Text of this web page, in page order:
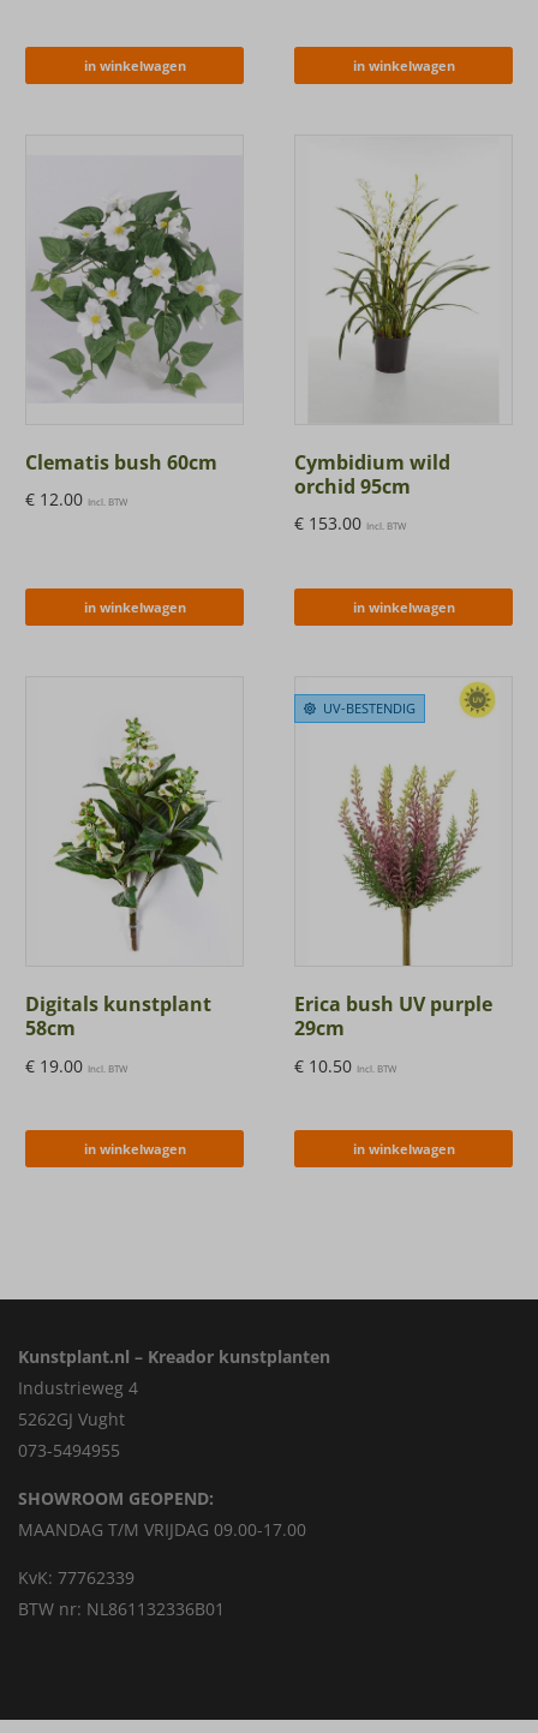
in winkelwagen in winkelwagen
Clematis bush 60cm
€ 12.00 Incl. BTW
in winkelwagen
Cymbidium wild
orchid 95cm
€ 153.00 Incl. BTW
in winkelwagen
Digitals kunstplant
58cm
€ 19.00 Incl. BTW
in winkelwagen
Erica bush UV purple
29cm
€ 10.50 Incl. BTW
in winkelwagen
UV-BESTENDIG
Kunstplant.nl – Kreador kunstplanten
Industrieweg 4
5262GJ Vught
073-5494955
SHOWROOM GEOPEND:
MAANDAG T/M VRIJDAG 09.00-17.00
KvK: 77762339
BTW nr: NL861132336B01